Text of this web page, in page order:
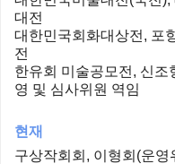
대전
대한민국회화대상전, 포
전
한유회 미술공모전, 신
영 및 심사위원 역임
현재
구상작회회, 이형회(운영